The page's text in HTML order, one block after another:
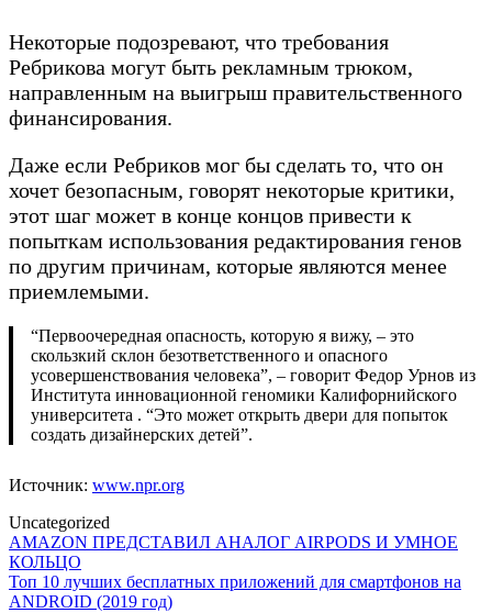
Некоторые подозревают, что требования
Ребрикова могут быть рекламным трюком,
направленным на выигрыш правительственного
финансирования.
Даже если Ребриков мог бы сделать то, что он
хочет безопасным, говорят некоторые критики,
этот шаг может в конце концов привести к
попыткам использования редактирования генов
по другим причинам, которые являются менее
приемлемыми.
“Первоочередная опасность, которую я вижу, – это
скользкий склон безответственного и опасного
усовершенствования человека”, – говорит Федор Урнов из
Института инновационной геномики Калифорнийского
университета . “Это может открыть двери для попыток
создать дизайнерских детей”.
Источник: www.npr.org
Uncategorized
Post
navigation
AMAZON ПРЕДСТАВИЛ АНАЛОГ AIRPODS И УМНОЕ
КОЛЬЦО
Топ 10 лучших бесплатных приложений для смартфонов на
ANDROID (2019 год)